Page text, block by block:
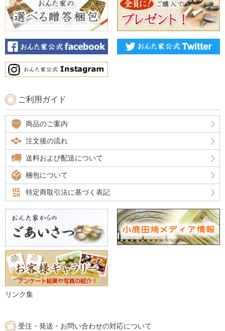
ご利用ガイド
商品のご案内
注文後の流れ
送料および配送について
梱包について
特定商取引法に基づく表記
リンク集
受注・発送・お問い合わせの対応について